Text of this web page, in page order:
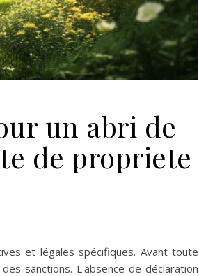
un abri de
de propriete
et légales spécifiques. Avant toute
sanctions. L'absence de déclaration